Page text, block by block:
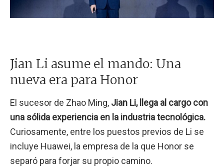
Jian Li asume el mando: Una
nueva era para Honor
El sucesor de Zhao Ming, Jian Li, llega al cargo con
una sólida experiencia en la industria tecnológica.
Curiosamente, entre los puestos previos de Li se
incluye Huawei, la empresa de la que Honor se
separó para forjar su propio camino.